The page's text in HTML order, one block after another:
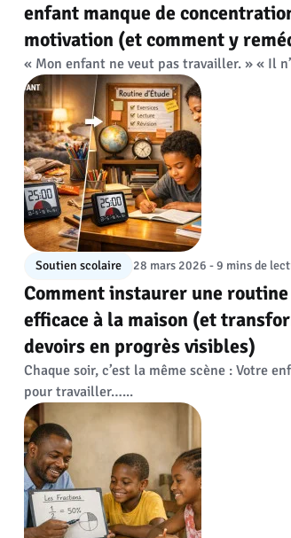
enfant manque de
motivation (et comment y
« Mon enfant ne veut pas travailler. » « Il
Soutien scolaire 28 mars 2026 - 9 mins de
Comment instaurer une routine
efficace à la maison (et
devoirs en progrès visibles)
Chaque soir, c’est la même scène : Votre
pour travailler…...